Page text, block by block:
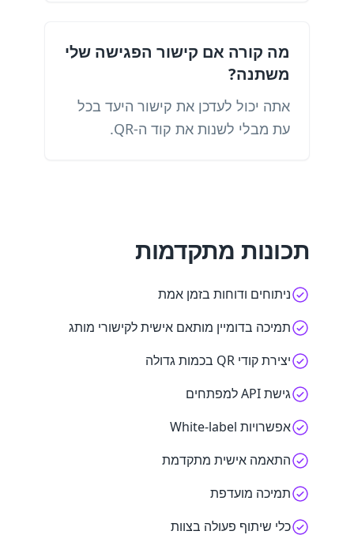
מה קורה אם קישור הפגישה שלי
משתנה?
אתה יכול לעדכן את קישור היעד בכל
עת מבלי לשנות את קוד ה-QR.
תכונות מתקדמות
ניתוחים ודוחות בזמן אמת
תמיכה בדומיין מותאם אישית לקישורי מותג
יצירת קודי QR בכמות גדולה
גישת API למפתחים
אפשרויות White-label
התאמה אישית מתקדמת
תמיכה מועדפת
כלי שיתוף פעולה בצוות